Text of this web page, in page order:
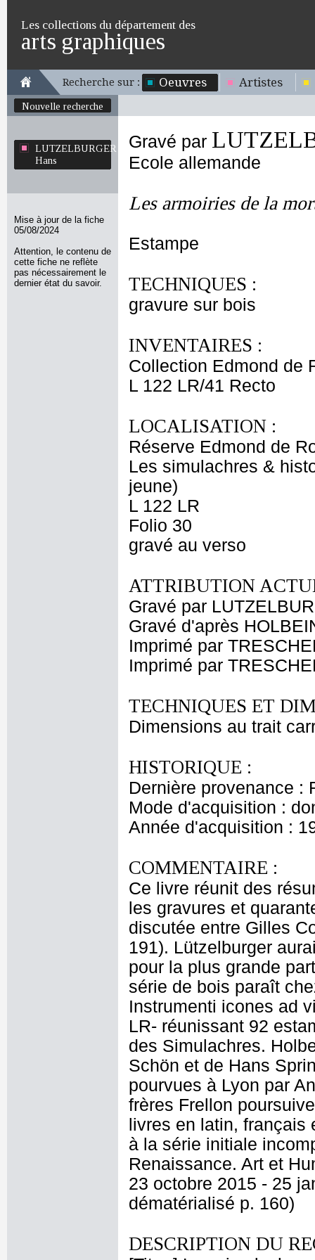
Les collections du département des
arts graphiques
Recherche sur : Oeuvres Artistes
Nouvelle recherche
LUTZELBURGER
Hans
Mise à jour de la fiche
05/08/2024
Attention, le contenu de
cette fiche ne reflète
pas nécessairement le
dernier état du savoir.
Gravé par
Ecole allemande
Les armoiries de la
Estampe
TECHNIQUES :
gravure sur bois
INVENTAIRES :
Collection Edmond de
L 122 LR/41 Recto
LOCALISATION :
Réserve Edmond de
Les simulachres &
jeune)
L 122 LR
Folio 30
gravé au verso
ATTRIBUTION
Gravé par
Gravé d'après
Imprimé par
Imprimé par
TECHNIQUES ET
Dimensions au trait
HISTORIQUE :
Dernière provenance :
Mode d'acquisition :
Année d'acquisition :
COMMENTAIRE :
Ce livre réunit des
les gravures et
discutée entre Gilles
191). Lützelburger
pour la plus grande
série de bois paraît
Instrumenti icones ad
LR- réunissant 92
des Simulachres.
Schön et de Hans
pourvues à Lyon par
frères Frellon
livres en latin,
à la série initiale
Renaissance. Art et
23 octobre 2015 - 25
dématérialisé p. 160)
DESCRIPTION DU